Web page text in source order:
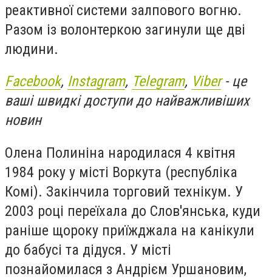
реактивної системи залпового вогню.
Разом із волонтеркою загинули ще дві
людини.
Facebook, Instagram, Telegram, Viber- це
ваші швидкі доступи до найважливіших
новин
Олена Полиніна народилася 4 квітня
1984 року у місті Воркута (республіка
Комі). Закінчила торговий технікум. У
2003 році переїхала до Слов'янська, куди
раніше щороку приїжджала на канікули
до бабусі та дідуся. У місті
познайомилася з Андрієм Уршановим,